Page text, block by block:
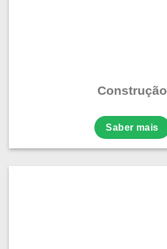
Construção
Saber mais